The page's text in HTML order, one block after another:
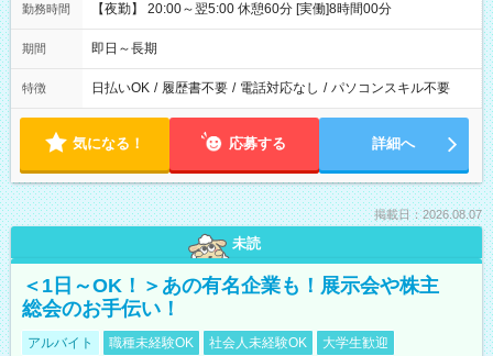
勤務時間 【夜勤】 20:00～翌5:00 休憩60分 [実働]8時間00分
期間 即日～長期
特徴 日払いOK / 履歴書不要 / 電話対応なし / パソコンスキル不要
気になる！ 応募する 詳細へ
掲載日：2026.08.07
未読
＜1日～OK！＞あの有名企業も！展示会や株主
総会のお手伝い！
アルバイト 職種未経験OK 社会人未経験OK
大学生歓迎